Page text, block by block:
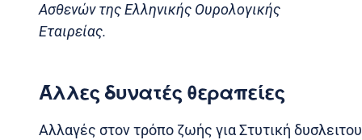
Ασθενών της Ελληνικής Ουρολογικής
Εταιρείας.
Άλλες δυνατές θεραπείες
Αλλαγές στον τρόπο ζωής για Στυτική